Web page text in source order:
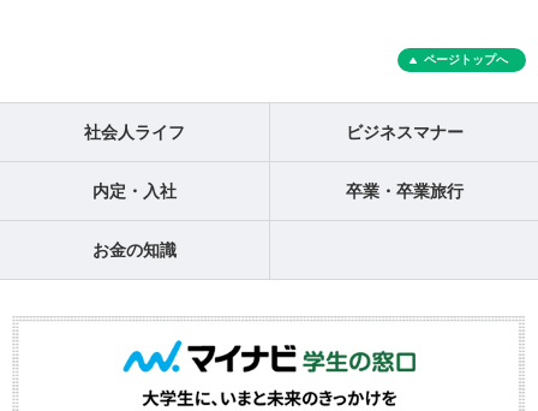
ページトップへ
社会人ライフ ビジネスマナー
内定・入社 卒業・卒業旅行
お金の知識